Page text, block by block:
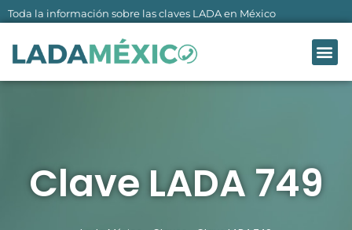
al
contenido
Toda la información sobre las claves LADA en México
Clave LADA 749